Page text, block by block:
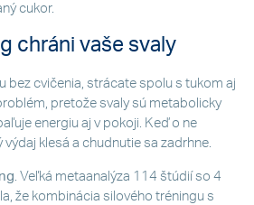
cukor.
chráni vaše svaly
bez cvičenia, strácate spolu s tukom aj
pretože svaly sú metabolicky
energiu aj v pokoji. Keď o ne
klesá a chudnutie sa zadrhne.
. Veľká metaanalýza 114 štúdií so 4
že kombinácia silového tréningu s